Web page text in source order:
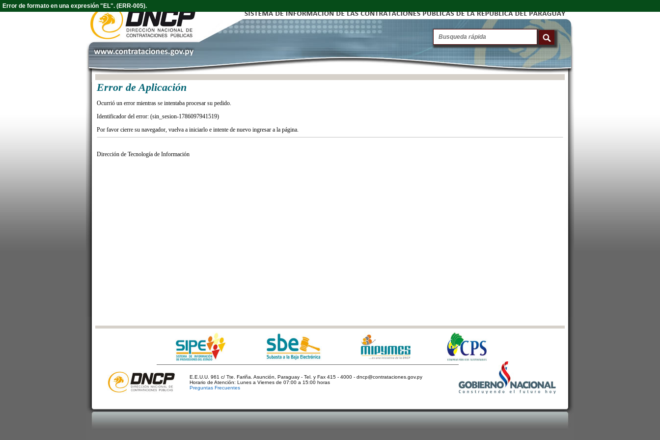
Error de formato en una expresión "EL". (ERR-005).
Error de Aplicación
Ocurrió un error mientras se intentaba procesar su pedido.
Identificador del error: (sin_sesion-1786097941519)
Por favor cierre su navegador, vuelva a iniciarlo e intente de nuevo ingresar a la página.
Dirección de Tecnología de Información
E.E.U.U. 961 c/ Tte. Fariña. Asunción, Paraguay - Tel. y Fax 415 - 4000 - dncp@contrataciones.gov.py
Horario de Atención: Lunes a Viernes de 07:00 a 15:00 horas
Preguntas Frecuentes